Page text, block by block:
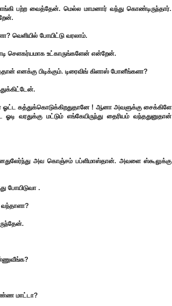
பற்ற வைத்தேன். மெல்ல மாமனார் வந்து கொண்டிருந்தார்.
வெளியில் போயிட்டு வரலாம்.
செளகர்யமாக உட்காருங்களேன் என்றேன்.
எனக்கு பிடிக்கும். டிரைவிங் கிளாஸ் போனீங்களா?
கத்துக்கொடுக்கிறதுதானே ! ஆனா அவளுக்கு சைக்கிளே
வரதுக்கு மட்டும் எங்கேயிருந்து தைரியம் வந்ததுனுதான்
அவ கொஞ்சம் பப்ளிமாஸ்தான். அவளை ஸ்கூலுக்கு
போயிடுவா .
வந்தாளா?
மாட்டா?